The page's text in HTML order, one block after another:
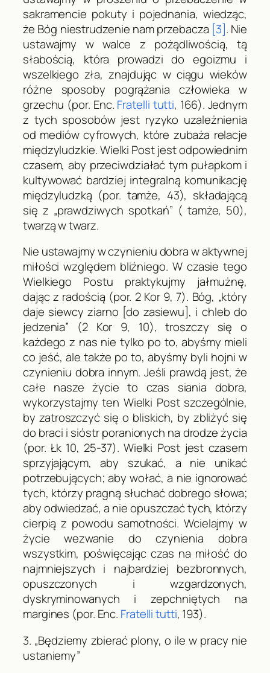
sakramencie pokuty i pojednania, wiedząc,
że Bóg niestrudzenie nam przebacza [3]. Nie
ustawajmy w walce z pożądliwością, tą
słabością, która prowadzi do egoizmu i
wszelkiego zła, znajdując w ciągu wieków
różne sposoby pogrążania człowieka w
grzechu (por. Enc. Fratelli tutti, 166). Jednym
z tych sposobów jest ryzyko uzależnienia
od mediówcyfrowych, które zubaża relacje
międzyludzkie. Wielki Post jest odpowiednim
czasem, aby przeciwdziałać tym pułapkom i
kultywować bardziej integralną komunikację
międzyludzką (por. tamże, 43), składającą
się z „prawdziwych spotkań” ( tamże, 50),
twarzą w twarz.
Nie ustawajmy w czynieniu dobra w aktywnej
miłości względem bliźniego. W czasie tego
Wielkiego Postu praktykujmy jałmużnę,
dając z radością (por. 2 Kor 9, 7). Bóg, „który
daje siewcy ziarno [do zasiewu], i chleb do
jedzenia” (2 Kor 9, 10), troszczy się o
każdego z nas nie tylko po to, abyśmy mieli
co jeść, ale także po to, abyśmy byli hojni w
czynieniu dobra innym. Jeśli prawdą jest, że
całe nasze życie to czas siania dobra,
wykorzystajmy ten Wielki Post szczególnie,
by zatroszczyć się o bliskich, by zbliżyć się
do braci i sióstr poranionych na drodze życia
(por. Łk10, 25-37). Wielki Post jest czasem
sprzyjającym, aby szukać, a nie unikać
potrzebujących; aby wołać, a nie ignorować
tych, którzy pragną słuchać dobrego słowa;
aby odwiedzać, a nie opuszczać tych, którzy
cierpią z powodu samotności. Wcielajmy w
życie wezwanie do czynienia dobra
wszystkim, poświęcając czas na miłość do
najmniejszych i najbardziej bezbronnych,
opuszczonych i wzgardzonych,
dyskryminowanych i zepchniętych na
margines (por. Enc. Fratelli tutti, 193).
3. „Będziemy zbierać plony, o ile w pracy nie
ustaniemy”